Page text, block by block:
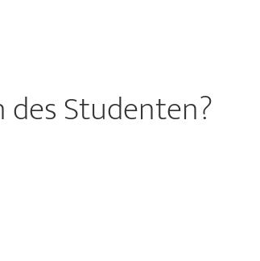
des Studenten?